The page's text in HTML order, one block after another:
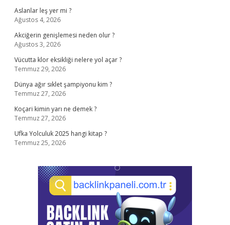
Aslanlar leş yer mi ?
Ağustos 4, 2026
Akciğerin genişlemesi neden olur ?
Ağustos 3, 2026
Vücutta klor eksikliği nelere yol açar ?
Temmuz 29, 2026
Dünya ağır sıklet şampiyonu kim ?
Temmuz 27, 2026
Koçari kimin yarı ne demek ?
Temmuz 27, 2026
Ufka Yolculuk 2025 hangi kitap ?
Temmuz 25, 2026